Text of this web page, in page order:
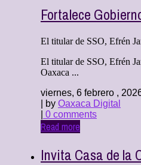
Fortalece
El titular de SSO, Efrén
El titular de SSO, Efrén
Oaxaca ...
viernes, 6 febrero ,
| by Oaxaca Digital
0 comments
Read more
Invita Casa de la